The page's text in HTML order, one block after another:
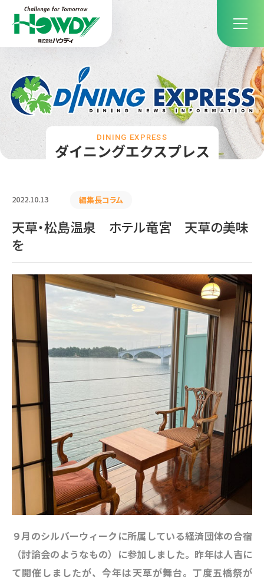
ダイニングエクスプレス
DINING EXPRESS
2022.10.13 編集長コラム
天草・松島温泉 ホテル竜宮 天草の美味
を
９月のシルバーウィークに所属している経済団体の合宿
（討論会のようなもの）に参加しました。昨年は人吉に
て開催しましたが、今年は天草が舞台。丁度五橋祭が